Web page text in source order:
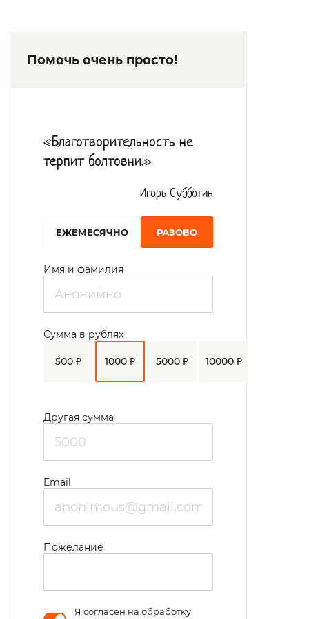
Персонал помогает в решении бытовых
организма. Проживают подопечные в
комнате от одного до трех человек.
В Доме милосердие предусмотрено
сбалансированное, диетическое
четырехразовое питание.
услуг, справиться с новыми условиями
Помочь очень просто!
«Благотворительность не
терпит болтовни.»
Игорь Субботин
EЖЕМЕСЯЧНО РАЗОВО
Имя и фамилия
500 ₽ 1000 ₽ 5000 ₽ 10000 ₽
Сумма в рублях
Другая сумма
Email
Пожелание
Я согласен на обработку